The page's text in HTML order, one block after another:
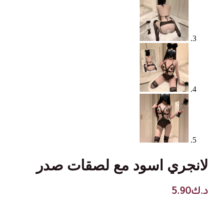
لانجري اسود مع لصقات صدر
د.ك5.90